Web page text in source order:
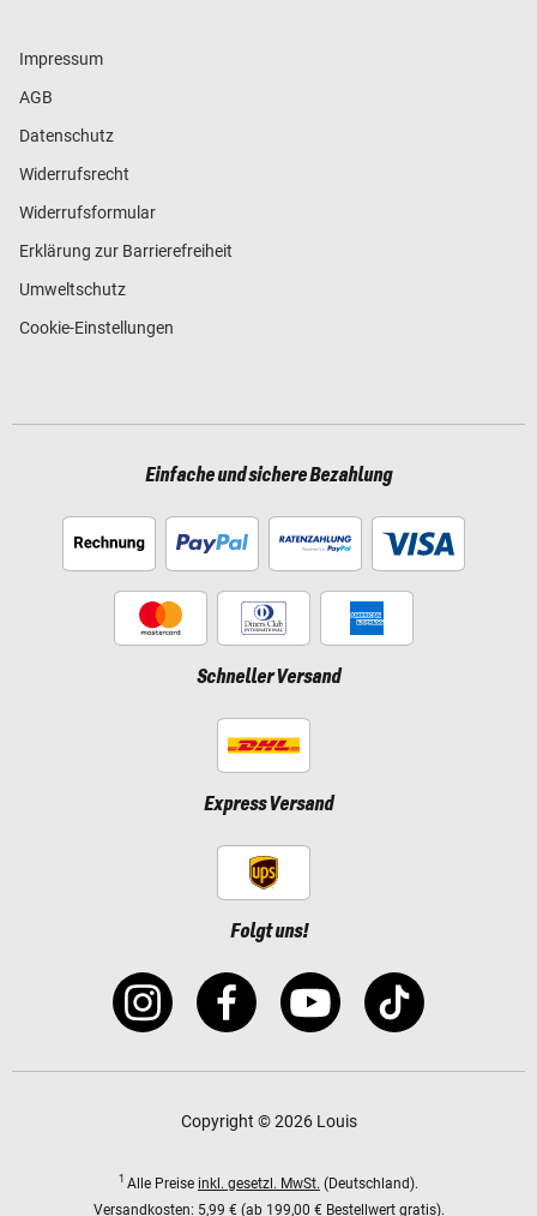
Impressum
AGB
Datenschutz
Widerrufsrecht
Widerrufsformular
Erklärung zur Barrierefreiheit
Umweltschutz
Cookie-Einstellungen
Einfache und sichere Bezahlung
Schneller Versand
Express Versand
Folgt uns!
Copyright © 2026 Louis
1 Alle Preise inkl. gesetzl. MwSt. (Deutschland).
Versandkosten: 5,99 € (ab 199,00 € Bestellwert gratis).